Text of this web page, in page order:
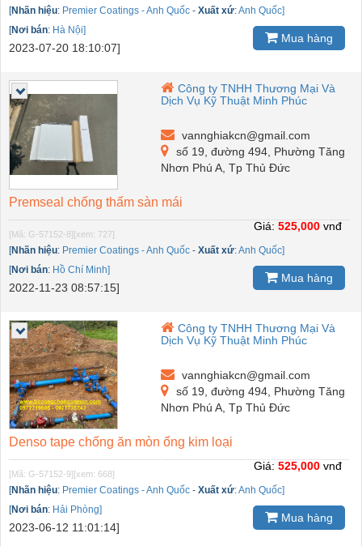
[Nhãn hiệu: Premier Coatings - Anh Quốc - Xuất xứ:Anh Quốc]
[Nơi bán: Hà Nội]
2023-07-20 18:10:07]
Mua hàng
Công ty TNHH Thương Mại Và
Dịch Vụ Kỹ Thuật Minh Phúc
vannghiakcn@gmail.com
số 19, đường 494, Phường Tăng
Nhơn Phú A, Tp Thủ Đức
Premseal chống thấm sàn mái
[Mã: G-57152-8][xem: 727]
[Nhãn hiệu: Premier Coatings - Anh Quốc - Xuất xứ:Anh Quốc]
[Nơi bán: Hồ Chí Minh]
2022-11-23 08:57:15]
Giá: 525,000 vnđ
Mua hàng
Công ty TNHH Thương Mại Và
Dịch Vụ Kỹ Thuật Minh Phúc
vannghiakcn@gmail.com
số 19, đường 494, Phường Tăng
Nhơn Phú A, Tp Thủ Đức
Denso tape chống ăn mòn ống kim loại
[Mã: G-57152-9][xem: 668]
[Nhãn hiệu: Premier Coatings - Anh Quốc - Xuất xứ:Anh Quốc]
[Nơi bán: Hải Phòng]
2023-06-12 11:01:14]
Giá: 525,000 vnđ
Mua hàng